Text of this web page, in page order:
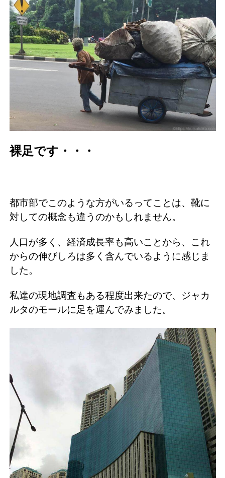
裸足です・・・
都市部でこのような方がいるってことは、靴に
対しての概念も違うのかもしれません。
人口が多く、経済成長率も高いことから、これ
からの伸びしろは多く含んでいるように感じま
した。
私達の現地調査もある程度出来たので、ジャカ
ルタのモールに足を運んでみました。